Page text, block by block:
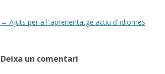
k ix
Post
← Ajuts per a l’ aprenentatge actiu d’ idiomes
Deixa un comentari